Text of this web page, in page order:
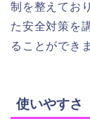
制を整えてお
た安全対策を
ることができ
使いやすさ